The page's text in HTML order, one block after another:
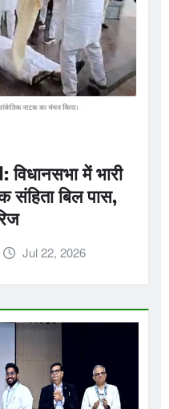
में भारी
संहिता बिल पास,
Jul 22, 2026